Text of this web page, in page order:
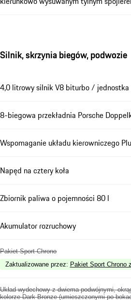
Silnik, skrzynia biegów, podwozie
4,0 litrowy silnik V8 biturbo / jednostka
8-biegowa przekładnia Porsche
Wspomaganie układu kierowniczego
Napęd na cztery koła
Zbiornik paliwa o pojemności 80 l
Akumulator rozruchowy
Pakiet Sport Chrono
Zaktualizowane przez: Pakiet Sport Chrono
Układ wydechowy z dwiema podwójnymi,
kolorze Dark Bronze (umieszczonymi po